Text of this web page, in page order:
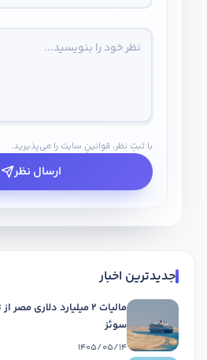
با ثبتِ نظر، قوانینِ سایت را می‌پذیرید.
ارسال نظر
جدیدترین اخبار
مالیات 2 میلیارد دلاری
سوئز
1405/05/14